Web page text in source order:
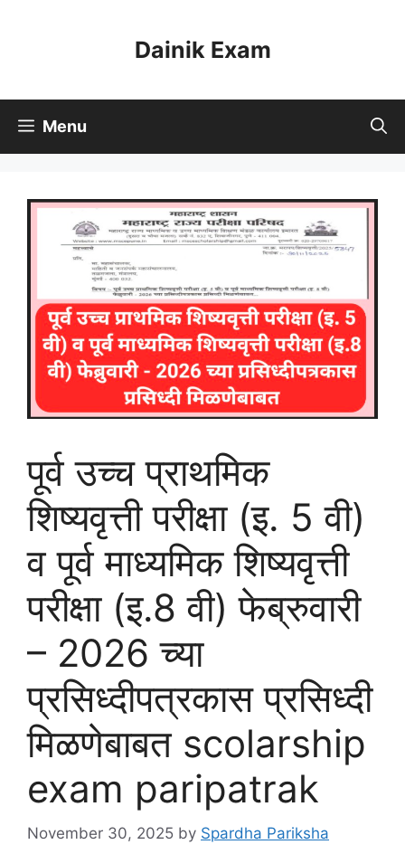
Dainik Exam
Menu
पूर्व उच्च प्राथमिक
शिष्यवृत्ती परीक्षा (इ. 5 वी)
व पूर्व माध्यमिक शिष्यवृत्ती
परीक्षा (इ.8 वी) फेब्रुवारी
– 2026 च्या
प्रसिध्दीपत्रकास प्रसिध्दी
मिळणेबाबत scolarship
exam paripatrak
November 30, 2025 by Spardha Pariksha